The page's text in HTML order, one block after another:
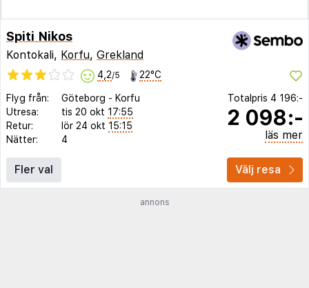
Spiti Nikos
Kontokali, Korfu, Grekland
4,2/5 22°C
Flyg från: Göteborg - Korfu
Utresa:
tis 20 okt 17:55
Retur:
lör 24 okt 15:15
Nätter:
4
Totalpris 4 196:-
2 098:-
läs mer
Fler val Välj resa
annons